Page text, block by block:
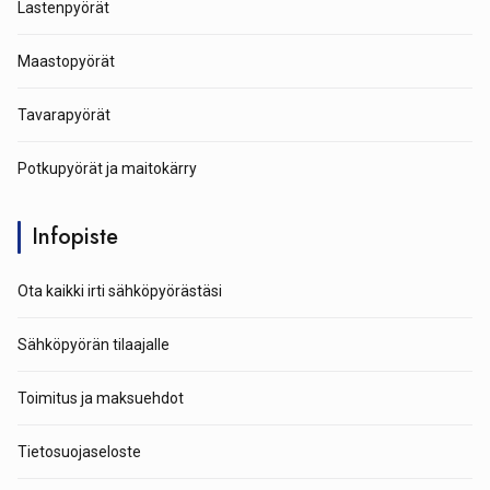
Lastenpyörät
Maastopyörät
Tavarapyörät
Potkupyörät ja maitokärry
Infopiste
Ota kaikki irti sähköpyörästäsi
Sähköpyörän tilaajalle
Toimitus ja maksuehdot
Tietosuojaseloste